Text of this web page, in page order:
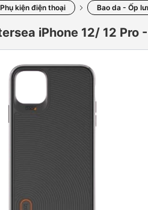
Phụ kiện điện thoại Bao da - Ốp
iPhone 12/ 12 Pro